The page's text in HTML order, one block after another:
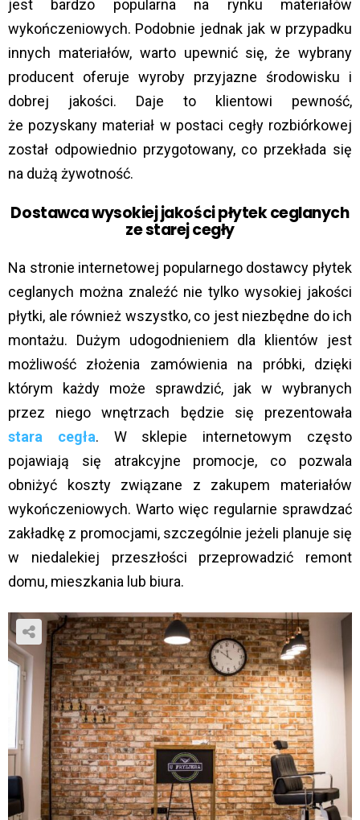
jest bardzo popularna na rynku materiałów
wykończeniowych. Podobnie jednak jak w przypadku
innych materiałów, warto upewnić się, że wybrany
producent oferuje wyroby przyjazne środowisku i
dobrej jakości. Daje to klientowi pewność,
że pozyskany materiał w postaci cegły rozbiórkowej
został odpowiednio przygotowany, co przekłada się
na dużą żywotność.
Dostawca wysokiej jakości płytek ceglanych
ze starej cegły
Na stronie internetowej popularnego dostawcy płytek
ceglanych można znaleźć nie tylko wysokiej jakości
płytki, ale również wszystko, co jest niezbędne do ich
montażu. Dużym udogodnieniem dla klientów jest
możliwość złożenia zamówienia na próbki, dzięki
którym każdy może sprawdzić, jak w wybranych
przez niego wnętrzach będzie się prezentowała
stara cegła. W sklepie internetowym często
pojawiają się atrakcyjne promocje, co pozwala
obniżyć koszty związane z zakupem materiałów
wykończeniowych. Warto więc regularnie sprawdzać
zakładkę z promocjami, szczególnie jeżeli planuje się
w niedalekiej przeszłości przeprowadzić remont
domu, mieszkania lub biura.